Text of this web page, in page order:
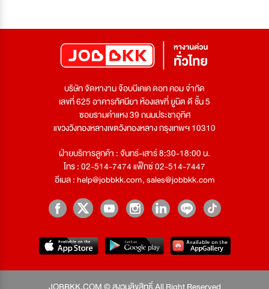
บริษัท จัดหางาน จ๊อบบีเคเค ดอท คอม จำกัด
เลขที่ 625 อาคารทัศนียา ห้องเลขที่ ยูนิต ดี ชั้น 5
ซอยรามคำแหง 39 ถนนประชาอุทิศ
แขวงวังทองหลางเขตวังทองหลาง กรุงเทพฯ 10310
ฝ่ายบริการลูกค้า : จันทร์-เสาร์ 8:30-18:00 น.
โทร : 02-514-7474 แฟ็กซ์ 02-514-7447
อีเมล :help@jobbkk.com,sales@jobbkk.com